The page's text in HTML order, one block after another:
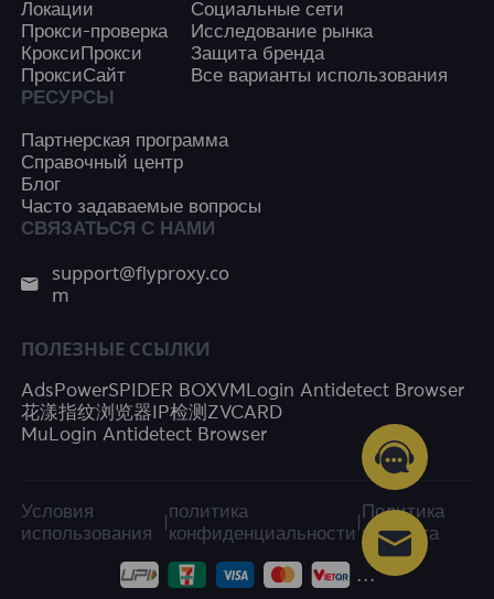
Локации
Прокси-проверка
КроксиПрокси
ПроксиСайт
Социальные сети
Исследование рынка
Защита бренда
Все варианты использования
РЕСУРСЫ
Партнерская программа
Справочный центр
Блог
Часто задаваемые вопросы
СВЯЗАТЬСЯ С НАМИ
support@flyproxy.co
m
ПОЛЕЗНЫЕ ССЫЛКИ
AdsPowerSPIDER BOXVMLogin Antidetect Browser
花漾指纹浏览器 IP检测 ZVCARD
MuLogin Antidetect Browser
Условия
использования
политика
конфиденциальности
Политика
возврата